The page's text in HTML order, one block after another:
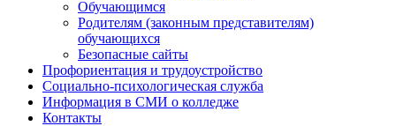
Обучающимся
Родителям (законным представителям)
обучающихся
Безопасные сайты
Профориентация и трудоустройство
Социально-психологическая служба
Информация в СМИ о колледже
Контакты